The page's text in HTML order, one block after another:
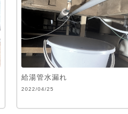
給湯管水漏れ
2022/04/25